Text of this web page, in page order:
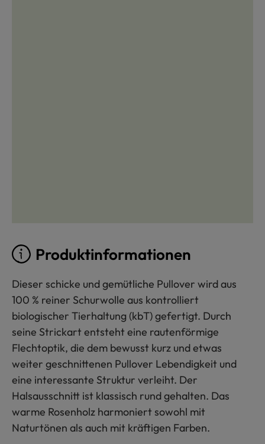
Produktinformationen
Dieser schicke und gemütliche Pullover wird aus
100 % reiner Schurwolle aus kontrolliert
biologischer Tierhaltung (kbT) gefertigt. Durch
seine Strickart entsteht eine rautenförmige
Flechtoptik, die dem bewusst kurz und etwas
weiter geschnittenen Pullover Lebendigkeit und
eine interessante Struktur verleiht. Der
Halsausschnitt ist klassisch rund gehalten. Das
warme Rosenholz harmoniert sowohl mit
Naturtönen als auch mit kräftigen Farben.